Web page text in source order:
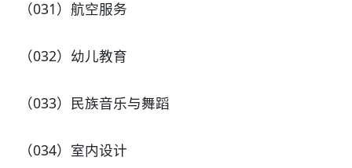
（031）航空服务
（032）幼儿教育
（033）民族音乐与舞蹈
（034）室内设计